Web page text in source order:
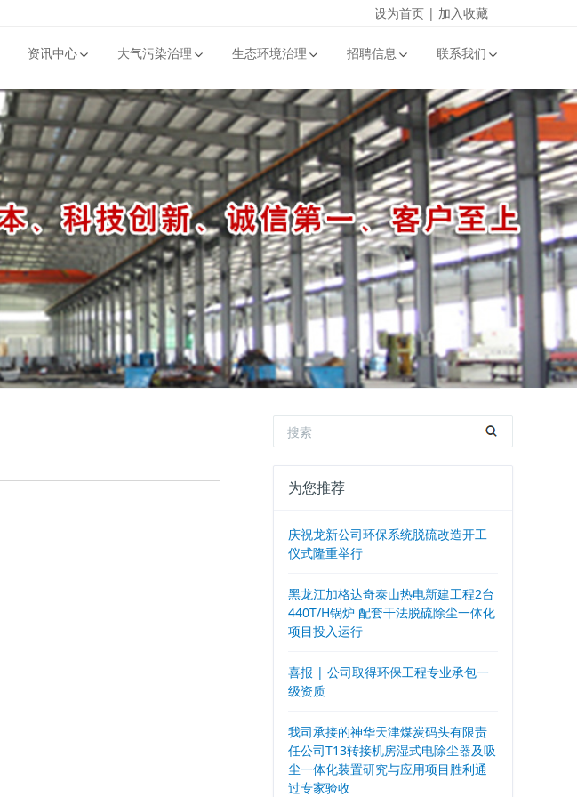
设为首页 | 加入收藏
资讯中心 大气污染治理 生态环境治理 招聘信息 联系我们
为您推荐
庆祝龙新公司环保系统脱硫改造开工
仪式隆重举行
黑龙江加格达奇泰山热电新建工程2台
440T/H锅炉 配套干法脱硫除尘一体化
项目投入运行
喜报 | 公司取得环保工程专业承包一
级资质
我司承接的神华天津煤炭码头有限责
任公司T13转接机房湿式电除尘器及吸
尘一体化装置研究与应用项目胜利通
过专家验收